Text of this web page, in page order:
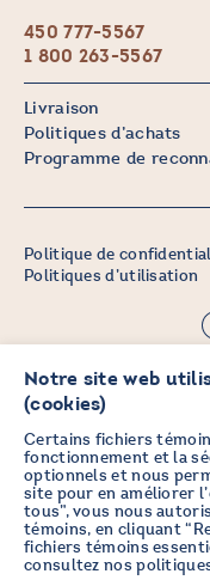
450 777-5567
1 800 263-5567
Livraison
Politiques d’achats
Programme de
Crédit :
Politique de
Politiques d’utilisation
VOUS
Notre site web
(cookies)
Certains fichiers
fonctionnement et la
optionnels et nous
site pour en améliorer
tous”, vous nous
témoins, en cliquant
fichiers témoins
consultez nos